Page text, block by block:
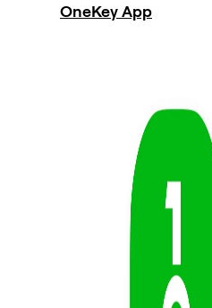
OneKey App